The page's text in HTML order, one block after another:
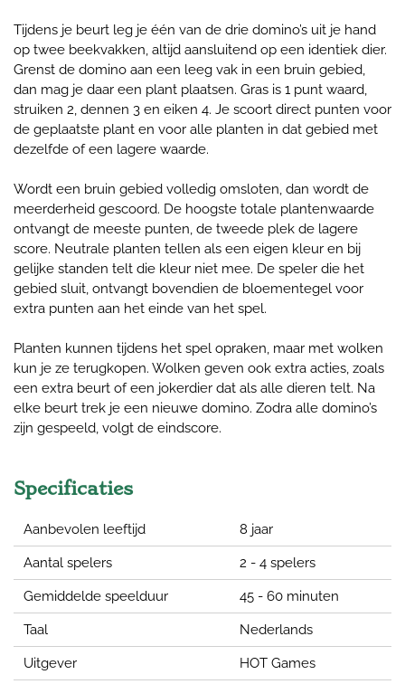
Tijdens je beurt leg je één van de drie domino’s uit je hand
op twee beekvakken, altijd aansluitend op een identiek dier.
Grenst de domino aan een leeg vak in een bruin gebied,
dan mag je daar een plant plaatsen. Gras is 1 punt waard,
struiken 2, dennen 3 en eiken 4. Je scoort direct punten voor
de geplaatste plant en voor alle planten in dat gebied met
dezelfde of een lagere waarde.
Wordt een bruin gebied volledig omsloten, dan wordt de
meerderheid gescoord. De hoogste totale plantenwaarde
ontvangt de meeste punten, de tweede plek de lagere
score. Neutrale planten tellen als een eigen kleur en bij
gelijke standen telt die kleur niet mee. De speler die het
gebied sluit, ontvangt bovendien de bloementegel voor
extra punten aan het einde van het spel.
Planten kunnen tijdens het spel opraken, maar met wolken
kun je ze terugkopen. Wolken geven ook extra acties, zoals
een extra beurt of een jokerdier dat als alle dieren telt. Na
elke beurt trek je een nieuwe domino. Zodra alle domino’s
zijn gespeeld, volgt de eindscore.
Specificaties
Aanbevolen leeftijd 8 jaar
Aantal spelers 2 - 4 spelers
Gemiddelde speelduur 45 - 60 minuten
Taal Nederlands
Uitgever HOT Games